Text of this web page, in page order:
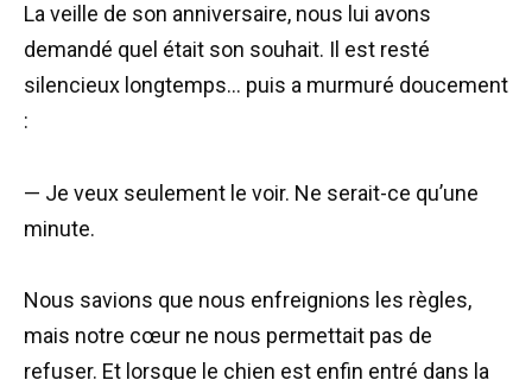
La veille de son anniversaire, nous lui avons
demandé quel était son souhait. Il est resté
silencieux longtemps… puis a murmuré doucement
:
— Je veux seulement le voir. Ne serait-ce qu’une
minute.
Nous savions que nous enfreignions les règles,
mais notre cœur ne nous permettait pas de
refuser. Et lorsque le chien est enfin entré dans la